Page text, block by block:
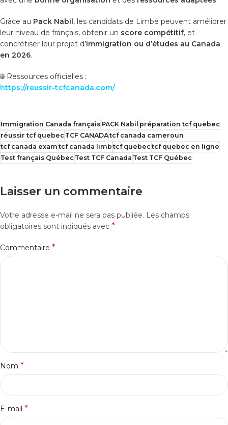
Grâce au Pack Nabil, les candidats de Limbé peuvent améliorer
leur niveau de français, obtenir un score compétitif, et
concrétiser leur projet d’immigration ou d’études au Canada
en 2026.
🌐 Ressources officielles :
https://reussir-tcfcanada.com/
Immigration Canada françaisPACK Nabil préparation tcf quebec
réussir tcf quebecTCF CANADAtcf canada cameroun
tcf canada exam tcf canada limb tcf quebectcf quebec en ligne
Test français QuébecTest TCF Canada Test TCF Québec
Laisser un commentaire
Votre adresse e-mail ne sera pas publiée. Les champs
obligatoires sont indiqués avec *
Commentaire *
Nom *
E-mail *